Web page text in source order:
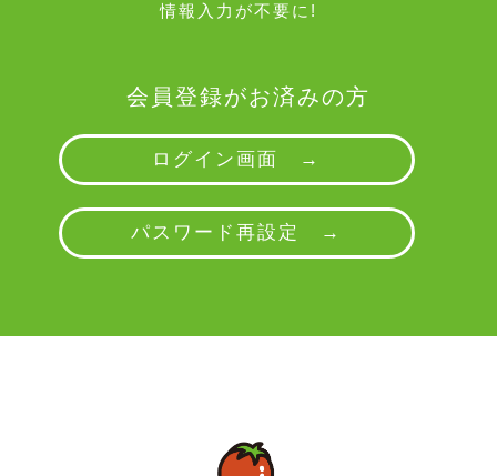
情報入力が不要に!
会員登録がお済みの方
ログイン画面 →
パスワード再設定 →